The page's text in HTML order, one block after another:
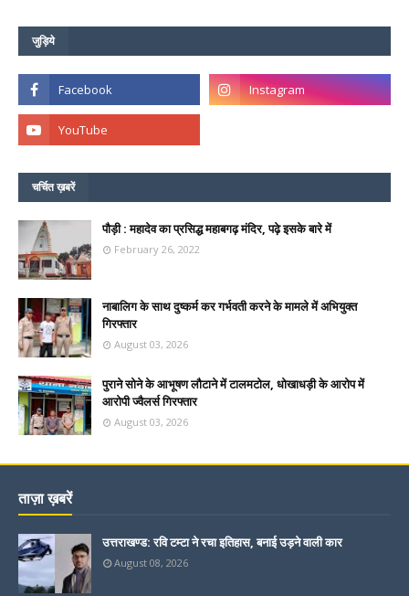
जुड़िये
चर्चित ख़बरें
पौड़ी : महादेव का प्रसिद्ध महाबगढ़ मंदिर, पढ़े इसके बारे में
February 26, 2022
नाबालिग के साथ दुष्कर्म कर गर्भवती करने के मामले में अभियुक्त
गिरफ्तार
August 03, 2026
पुराने सोने के आभूषण लौटाने में टालमटोल, धोखाधड़ी के आरोप में
आरोपी ज्वैलर्स गिरफ्तार
August 03, 2026
ताज़ा ख़बरें
उत्तराखण्ड: रवि टम्टा ने रचा इतिहास, बनाई उड़ने वाली कार
August 08, 2026